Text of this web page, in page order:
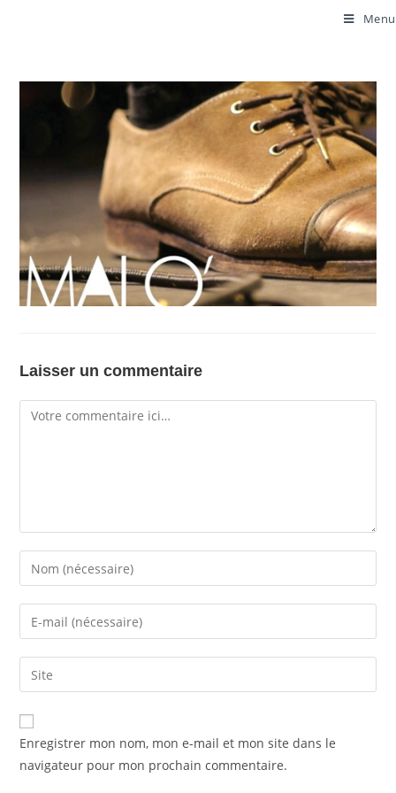
Menu
Laisser un commentaire
Enregistrer mon nom, mon e-mail et mon site dans le
navigateur pour mon prochain commentaire.